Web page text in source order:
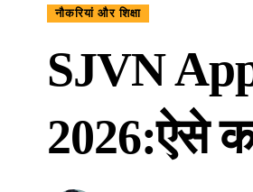
नौकरियां और शिक्षा
SJVN
2026:ऐसे